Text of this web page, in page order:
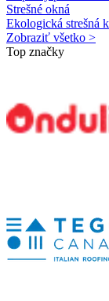
Strešné okná
Ekologická strešná
Zobraziť všetko >
Top značky